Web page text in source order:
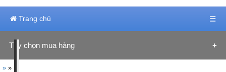
Trang chủ ☰
Tùy chọn mua hàng
» »